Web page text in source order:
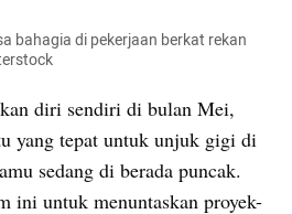
bahagia di pekerjaan berkat rekan
diri sendiri di bulan Mei,
yang tepat untuk unjuk gigi di
sedang di berada puncak.
ini untuk menuntaskan proyek-